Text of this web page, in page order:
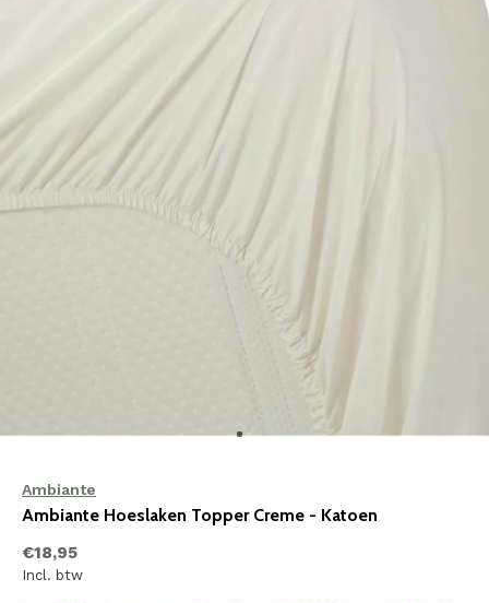
Ambiante
Ambiante Hoeslaken Topper Creme - Katoen
€18,95
Incl. btw